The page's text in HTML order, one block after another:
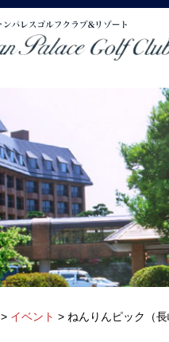
> イベント > ねんりんピック（長